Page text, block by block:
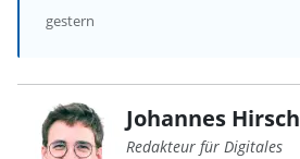
gestern
Johannes
Redakteur für Digitales